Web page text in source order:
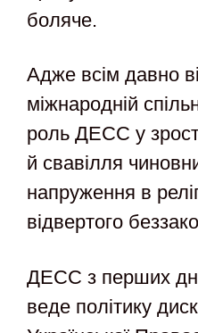
боляче.
Адже всім давно
міжнародній
роль ДЕСС у
й свавілля
напруження в
відвертого
ДЕСС з перших
веде політику